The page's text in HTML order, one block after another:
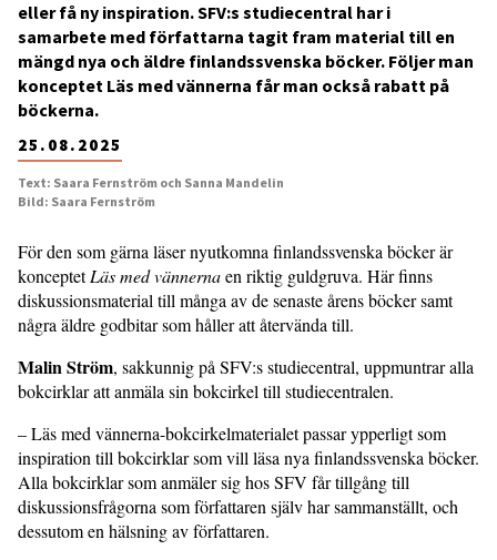
25.08.2025
eller få ny inspiration. SFV:s studiecentral har i
samarbete med författarna tagit fram material till en
mängd nya och äldre finlandssvenska böcker. Följer man
konceptet Läs med vännerna får man också rabatt på
böckerna.
Text: Saara Fernström och Sanna Mandelin
Bild: Saara Fernström
För den som gärna läser nyutkomna finlandssvenska böcker är
konceptetLäs med vännernaen riktig guldgruva. Här finns
diskussionsmaterial till många av de senaste årens böcker samt
några äldre godbitar som håller att återvända till.
Malin Ström, sakkunnig på SFV:s studiecentral, uppmuntrar alla
bokcirklar att anmäla sin bokcirkel till studiecentralen.
– Läs med vännerna-bokcirkelmaterialet passar ypperligt som
inspiration till bokcirklar som vill läsa nya finlandssvenska böcker.
Alla bokcirklar som anmäler sig hos SFV får tillgång till
diskussionsfrågorna som författaren själv har sammanställt, och
dessutom en hälsning av författaren.